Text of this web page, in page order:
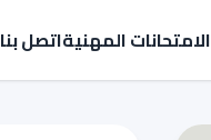
الامتحانات المهنيةاتصل بنا